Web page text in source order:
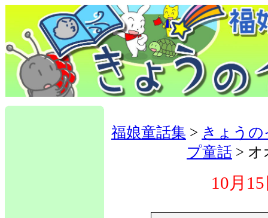
福娘童話集 > きょう
プ童話 >
10月